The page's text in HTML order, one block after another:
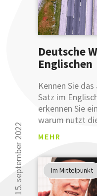
Deutsche
Englischen
Kennen Sie das
Satz im
erkennen Sie
warum nutzt
MEHR
15. september 2022 Im Mittelpunkt